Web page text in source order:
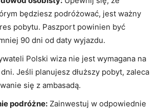
będziesz podróżować, jest ważny
pobytu. Paszport powinien być
90⁤ dni od daty⁢ wyjazdu.
Polski wiza nie jest wymagana na
Jeśli planujesz‍ dłuższy pobyt, zaleca
się z ambasadą.
podróżne: Zainwestuj w odpowiednie‍